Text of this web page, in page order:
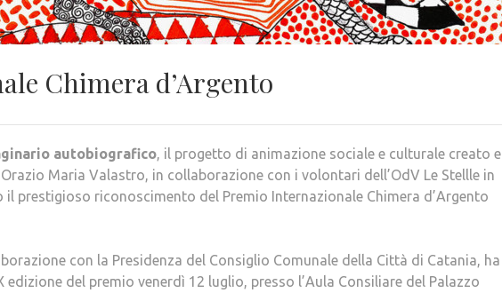
Chimera d’Argento
autobiografico, il progetto di animazione sociale e culturale creato e
Maria Valastro, in collaborazione con i volontari dell’OdV Le Stellle in
il prestigioso riconoscimento del Premio Internazionale Chimera d’Argento
con la Presidenza del Consiglio Comunale della Città di Catania, ha
del premio venerdì 12 luglio, presso l’Aula Consiliare del Palazzo